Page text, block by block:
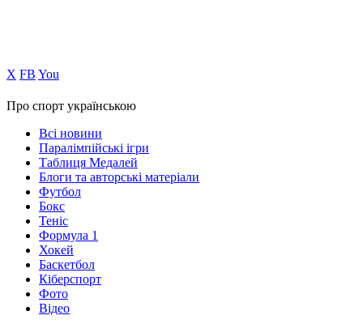
Х FB You
Про спорт українською
Всі новини
Паралімпійські ігри
Таблиця Медалей
Блоги та авторські матеріали
Футбол
Бокс
Теніс
Формула 1
Хокей
Баскетбол
Кіберспорт
Фото
Відео